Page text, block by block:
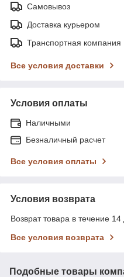
Самовывоз
Доставка курьером
Транспортная компания
Все условия доставки
Условия оплаты
Наличными
Безналичный расчет
Все условия оплаты
Условия возврата
Возврат товара в течение
Все условия возврата
Подобные товары